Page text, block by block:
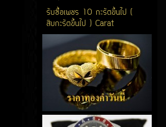
รับซื้อเพชร 10 กะรัตขึ้นไป (
สิบกะรัตขึ้นไป ) Carat